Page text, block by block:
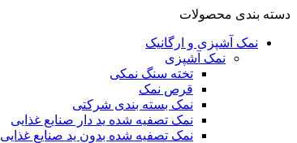
دسته بندی محصولات
نمک آشپزی و ارگانیک
نمک آشپزی
تخته سنگ نمکی
قرص نمک
نمک بسته بندی شرکتی
نمک تصفیه شده ید دار صنایع غذایی
نمک تصفیه شده بدون ید صنایع غذایی